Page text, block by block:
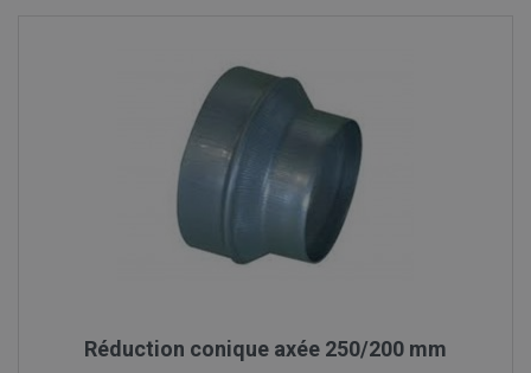
Réduction conique axée 250/200 mm